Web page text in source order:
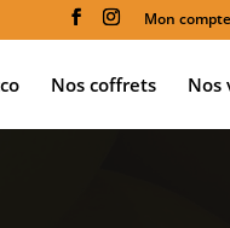
Mon compte
Nos coffrets Nos